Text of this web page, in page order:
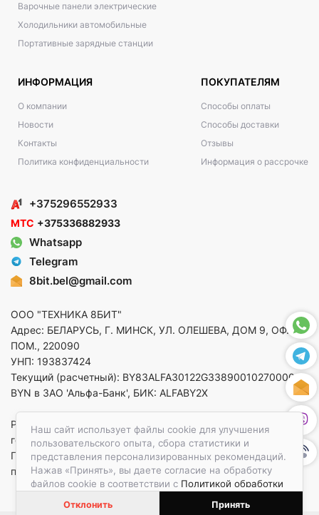
Наш сайт использует файлы cookie для улучшения
пользовательского опыта, сбора статистики и
представления персонализированных рекомендаций.
Нажав «Принять», вы даете согласие на обработку
файлов cookie в соответствии с Политикой обработки
Отклонить Принять
Варочные панели электрические
Холодильники автомобильные
Портативные зарядные станции
ИНФОРМАЦИЯ
О компании
Новости
Контакты
Политика конфиденциальности
ПОКУПАТЕЛЯМ
Способы оплаты
Способы доставки
Отзывы
Информация о рассрочке
+375296552933
МТС +375336882933
Whatsapp
Telegram
8bit.bel@gmail.com
ООО "ТЕХНИКА 8БИТ"
Адрес: БЕЛАРУСЬ, Г. МИНСК, УЛ. ОЛЕШЕВА, ДОМ 9, ОФ. 5,
ПОМ., 220090
УНП: 193837424
Текущий (расчетный): BY83ALFA30122G33890010270000 в
BYN в ЗАО 'Альфа-Банк', БИК: ALFABY2X
Регистрация в торговом реестре от 14.08.2025 Минский
горисполком
По вопросам защиты прав потребителей
приемная:+375173783412